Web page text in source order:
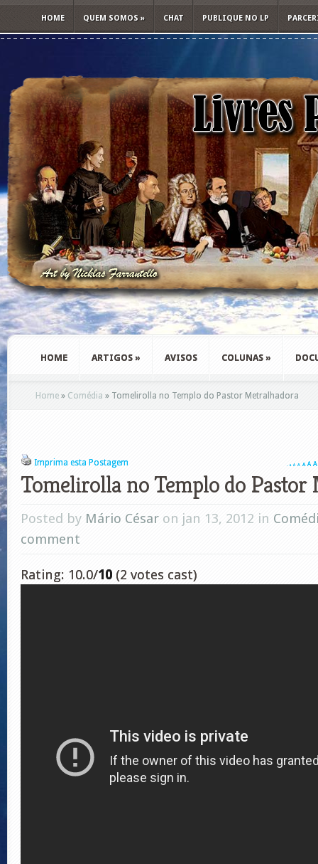
HOME QUEM SOMOS » CHAT PUBLIQUE NO LP
HOME ARTIGOS » AVISOS COLUNAS »
Home » Comédia » Tomelirolla no Templo do Pastor Metralhadora
Imprima esta Postagem A A A A A A A
Tomelirolla no Templo do Pastor
Posted by Mário César on jan 13, 2012 in
comment
Rating: 10.0/10 (2 votes cast)